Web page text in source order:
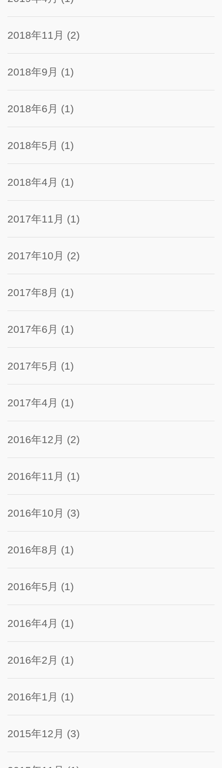
2018年11月 (2)
2018年9月 (1)
2018年6月 (1)
2018年5月 (1)
2018年4月 (1)
2017年11月 (1)
2017年10月 (2)
2017年8月 (1)
2017年6月 (1)
2017年5月 (1)
2017年4月 (1)
2016年12月 (2)
2016年11月 (1)
2016年10月 (3)
2016年8月 (1)
2016年5月 (1)
2016年4月 (1)
2016年2月 (1)
2016年1月 (1)
2015年12月 (3)